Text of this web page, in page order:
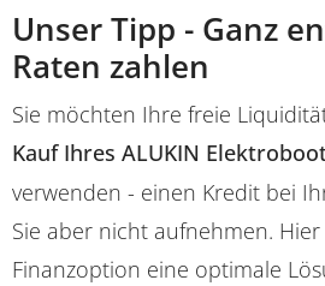
Unser Tipp - Ganz
Raten zahlen
Sie möchten Ihre freie
Kauf Ihres ALUKIN
verwenden - einen Kredit bei
Sie aber nicht aufnehmen.
Finanzoption eine optimale